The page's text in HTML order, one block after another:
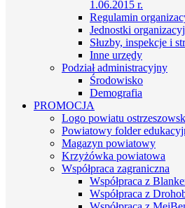
1.06.2015 r.
Regulamin
Jednostki
Słuzby, inspekcje i
Inne urzędy
Podział administracyjny
Środowisko
Demografia
PROMOCJA
Logo powiatu
Powiatowy folder
Magazyn powiatowy
Krzyżówka powiatowa
Współpraca zagraniczna
Współpraca z
Współpraca z